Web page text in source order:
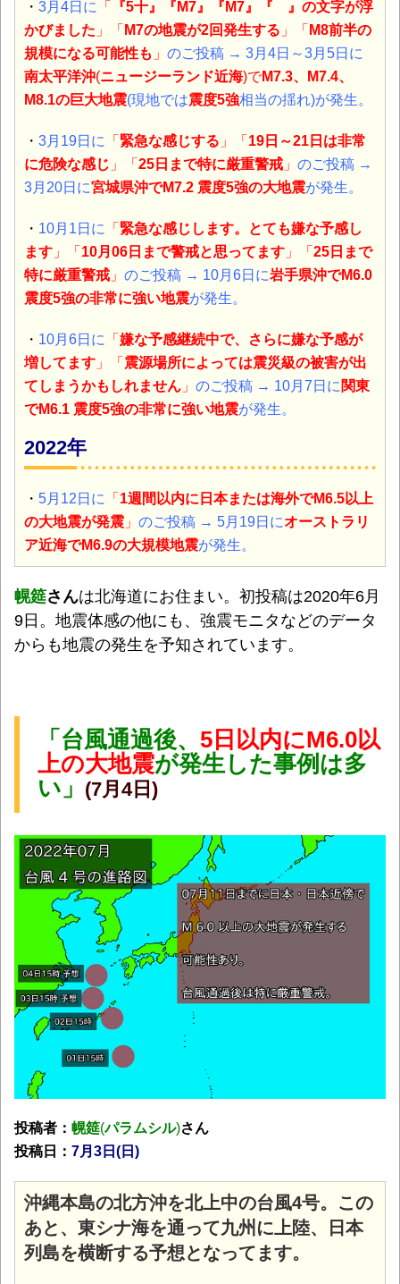
・ 3月4日に 「
『5十』『M7』『M7』『 』の文字が浮
かびました 」「 M7の地震が2回発生する 」「 M8前半の
規模になる可能性も 」 のご投稿 → 3月4日～3月5日に
南太平洋沖(ニュージーランド近海)でM7.3、M7.4、
M8.1の巨大地震(現地では震度5強相当の揺れ)が発生。
・ 3月19日に 「 緊急な感じする 」「 19日～21日は非常
に危険な感じ 」「 25日まで特に厳重警戒 」 のご投稿 →
3月20日に宮城県沖でM7.2 震度5強の大地震が発生。
・ 10月1日に 「 緊急な感じします。とても嫌な予感し
ます 」「 10月06日まで警戒と思ってます 」「 25日まで
特に厳重警戒 」 のご投稿 → 10月6日に岩手県沖でM6.0
震度5強の非常に強い地震が発生。
・ 10月6日に 「 嫌な予感継続中で、さらに嫌な予感が
増してます 」「 震源場所によっては震災級の被害が出
てしまうかもしれません 」 のご投稿 → 10月7日に 関東
でM6.1 震度5強の非常に強い地震が発生。
2022年
・ 5月12日に 「 1週間以内に日本または海外でM6.5以上
の大地震が発震 」 のご投稿 → 5月19日にオーストラリ
ア近海でM6.9の大規模地震が発生。
幌筵さんは北海道にお住まい。初投稿は2020年6月
9日。地震体感の他にも、強震モニタなどのデータ
からも地震の発生を予知されています。
「台風通過後、 5日以内にM6.0以
上の大地震が発生した事例は多
い」 (7月4日)
投稿者： 幌筵(パラムシル)さん
投稿日： 7月3日(日 )
沖縄本島の北方沖を北上中の台風4号。この
あと、東シナ海を通って九州に上陸、日本
列島を横断する予想となってます。